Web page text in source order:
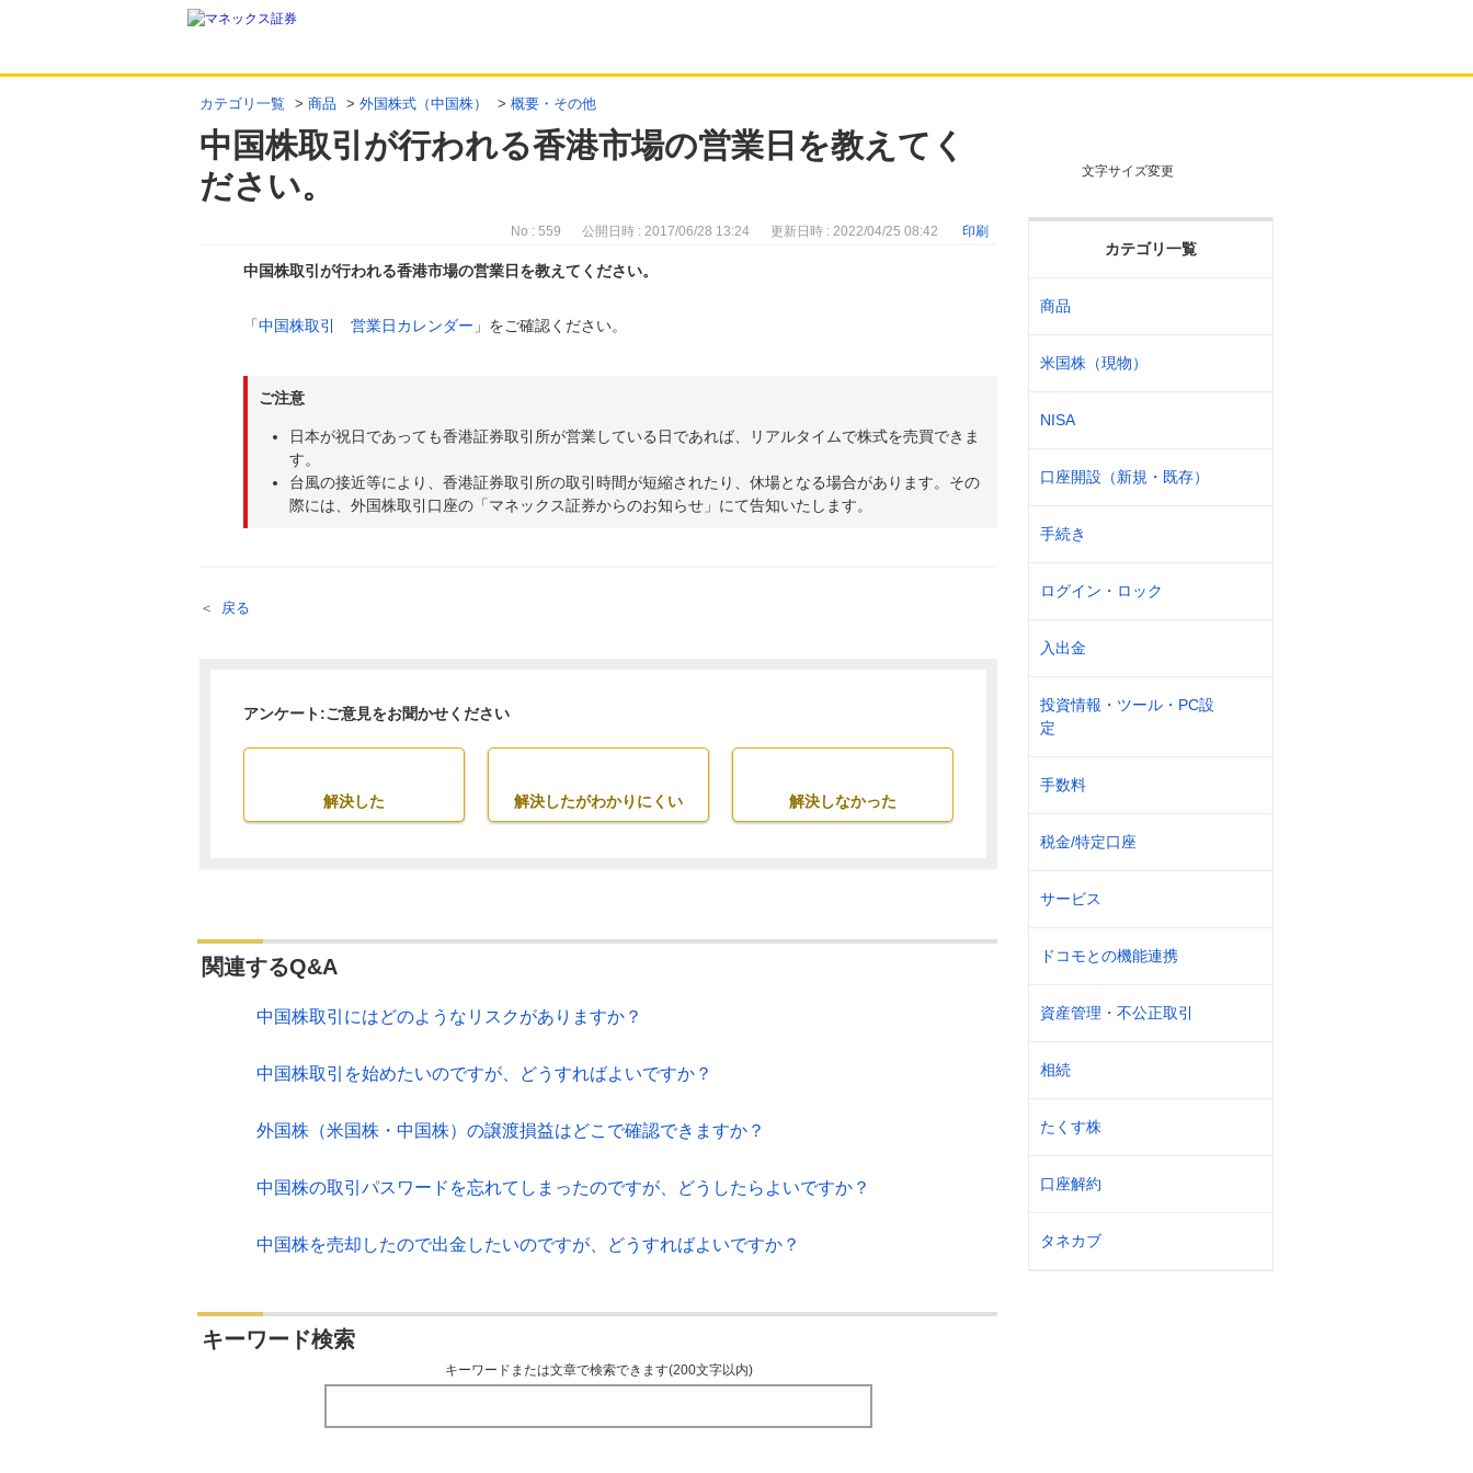
カテゴリ一覧 > 商品 > 外国株式（中国株） > 概要・その他
中国株取引が行われる香港市場の営業日を教えてく
ださい。
文字サイズ変更
カテゴリ一覧
商品
米国株（現物）
NISA
口座開設（新規・既存）
手続き
ログイン・ロック
入出金
投資情報・ツール・PC設
定
手数料
税金/特定口座
サービス
ドコモとの機能連携
資産管理・不公正取引
相続
たくす株
口座解約
タネカブ
No : 559 公開日時 : 2017/06/28 13:24 更新日時 : 2022/04/25 08:42 印刷
中国株取引が行われる香港市場の営業日を教えてください。
回答
「中国株取引 営業日カレンダー 」をご確認ください。
ご注意
日本が祝日であっても香港証券取引所が営業している日であれば、リアルタイムで株式を売買できま
す。
台風の接近等により、香港証券取引所の取引時間が短縮されたり、休場となる場合があります。その
際には、外国株取引口座の「マネックス証券からのお知らせ」にて告知いたします。
戻る
アンケート:ご意見をお聞かせください
解決した 解決したがわかりにくい 解決しなかった
関連するQ&A
中国株取引にはどのようなリスクがありますか？
中国株取引を始めたいのですが、どうすればよいですか？
外国株（米国株・中国株）の譲渡損益はどこで確認できますか？
中国株の取引パスワードを忘れてしまったのですが、どうしたらよいですか？
中国株を売却したので出金したいのですが、どうすればよいですか？
キーワード検索
キーワードまたは文章で検索できます(200文字以内)